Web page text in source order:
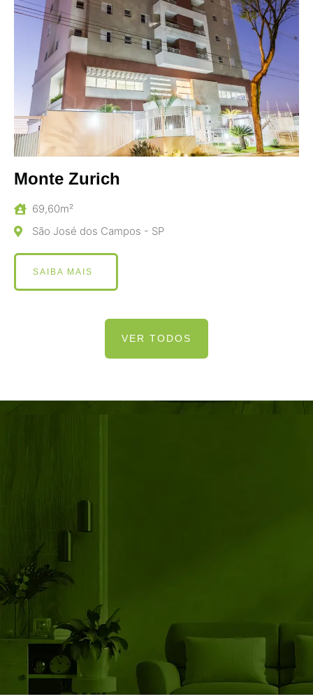
Monte Zurich
69,60m²
São José dos Campos - SP
SAIBA MAIS
VER TODOS